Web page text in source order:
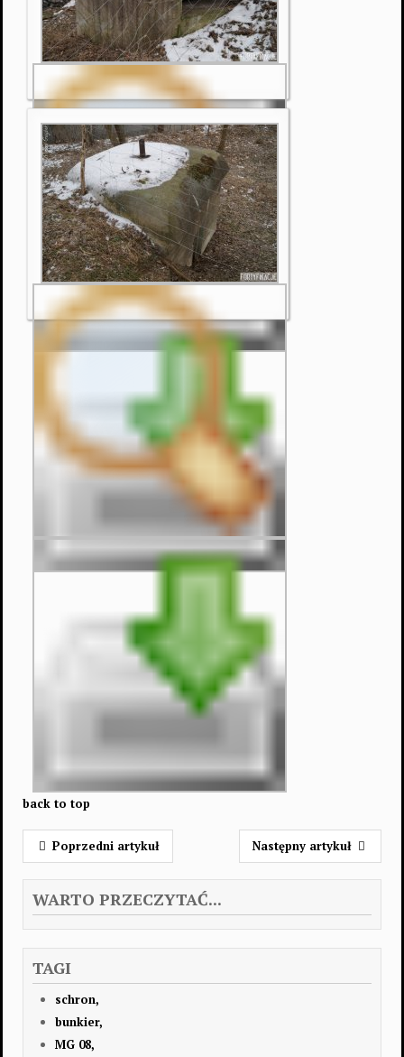
back to top
Poprzedni artykuł Następny artykuł
WARTO PRZECZYTAĆ...
TAGI
schron,
bunkier,
MG 08,